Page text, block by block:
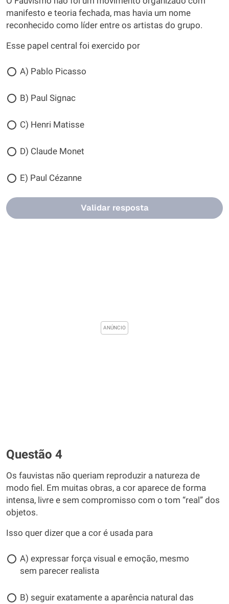
manifesto e teoria fechada, mas havia um nome
reconhecido como líder entre os artistas do grupo.
Esse papel central foi exercido por
A) Pablo Picasso
B) Paul Signac
C) Henri Matisse
D) Claude Monet
E) Paul Cézanne
Validar resposta
Questão 4
Os fauvistas não queriam reproduzir a natureza de
modo fiel. Em muitas obras, a cor aparece de forma
intensa, livre e sem compromisso com o tom “real” dos
objetos.
Isso quer dizer que a cor é usada para
A) expressar força visual e emoção, mesmo
sem parecer realista
B) seguir exatamente a aparência natural das